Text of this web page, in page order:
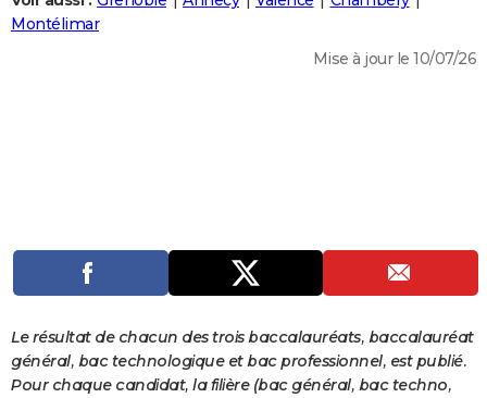
Destinations
City break
Voyage nature
Voyage de noces
Forum
Climat
+
PHOTO
PROGRAMME TV
S'inscrire
Se connecter
Lycées
Collèges
Primaires
Universités
Entreprises
Service militaire
Avis de recherche
AVIS DE DÉCÈS
FORUM
Montélimar
Mise à jour le 10/07/26
Le résultat de chacun des trois baccalauréats, baccalauréat
général, bac technologique et bac professionnel, est publié.
Pour chaque candidat, la filière (bac général, bac techno,